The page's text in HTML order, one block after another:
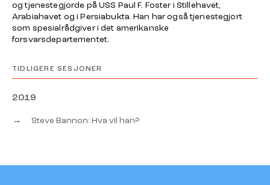
og tjenestegjorde på USS Paul F. Foster i Stillehavet,
Arabiahavet og i Persiabukta. Han har også tjenestegjort
som spesialrådgiver i det amerikanske
forsvarsdepartementet.
TIDLIGERE SESJONER
2019
→ Steve Bannon: Hva vil han?